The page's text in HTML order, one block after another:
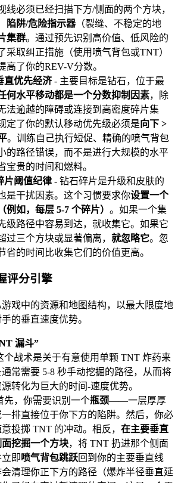
线必须已经扫描下方/侧面的两个方块，
陷阱/危险指示器（裂缝、不稳定的地
集群。通过预先识别高价值、低风险的
采取纠正措施（使用喷气背包或TNT）
高了你的REV-V分数。
直优先经济- 主要目标是钻石，位于最
何水平移动都是一个分数抑制因素，除
法逾越的障碍或连接到高密度碎片集
定了你的默认移动优先级必须是向下 >
。训练自己执行短促、精确的喷气背包
的路径错误，而不是进行大规模的水平
宝贵的时间和燃料。
片阈值纪律 - 钻石碎片是升级和皮肤的
是干扰因素。这个习惯要求你设置一个
例如，每层 5-7 个碎片） 。如果一个集
级路径中容易到达，就收集它。如果它
过三个方块或显著偏离， 就忽略它。忽
省的时间比收集它们的价值更高。
评分引擎
戏中的资源和地图结构，以最大限度地
的垂直速度优势。
漏斗”
个战术是关于有意使用单颗 TNT 炸药来
常需要 5-8 秒手动挖掘的路径，从而将
转化为巨大的时间-速度优势。
先，你需要识别一个瓶颈——一层厚厚
排直接位于你下方的陷阱。然后，你必
投掷 TNT 的冲动。相反， 在主要垂直
挖掘一个方块，将 TNT 扔进那个侧面
即喷气背包跳跃回到你的主要垂直线
会清理你正下方的路径（爆炸半径垂直延